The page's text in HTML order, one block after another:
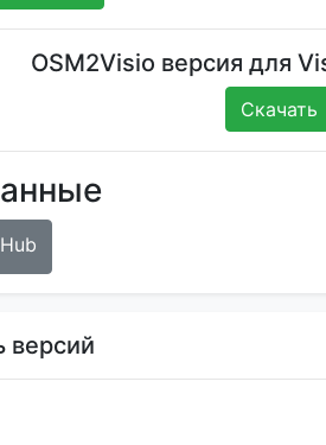
OSM2Visio версия для
Скачать
версий